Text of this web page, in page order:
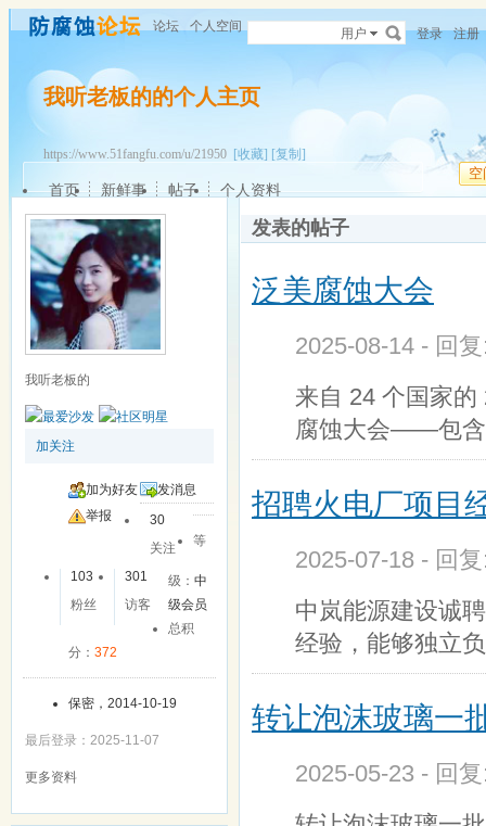
论坛 个人空间 用户 登录 注册
我听老板的的个人主页
https://www.51fangfu.com/u/21950 [收藏] [复制]
空
首页 新鲜事 帖子 个人资料
我听老板的
加关注
加为好友
发消息
举报
30
关注
103
粉丝
301
访客
等
级：中
级会员
总积
分： 372
保密，2014-10-19
最后登录：2025-11-07
更多资料
发表的帖子
泛美腐蚀大会
2025-08-14 - 回
来自 24 个国家
腐蚀大会——包含
招聘火电厂项目
2025-07-18 - 回
中岚能源建设诚
经验，能够独立
转让泡沫玻璃一
2025-05-23 - 回